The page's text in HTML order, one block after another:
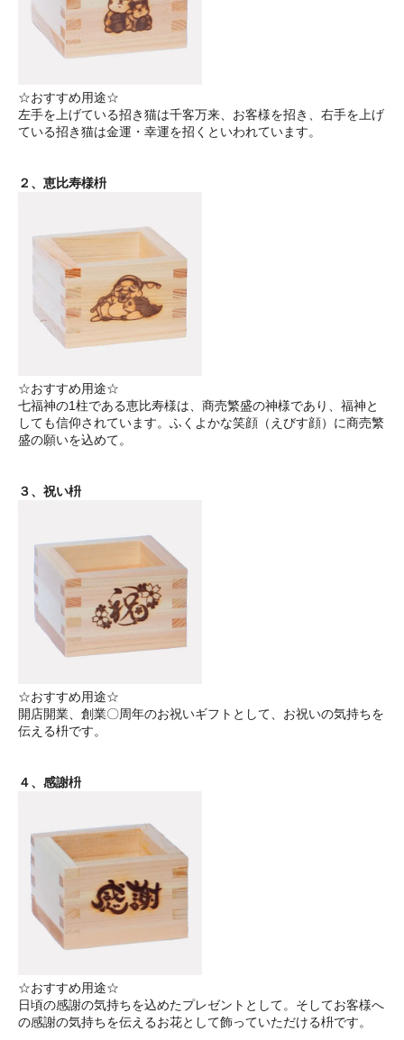
☆おすすめ用途☆
左手を上げている招き猫は千客万来、お客様を招き、右手を上げ
ている招き猫は金運・幸運を招くといわれています。
２、恵比寿様枡
☆おすすめ用途☆
七福神の1柱である恵比寿様は、商売繁盛の神様であり、福神と
しても信仰されています。ふくよかな笑顔（えびす顔）に商売繁
盛の願いを込めて。
３、祝い枡
☆おすすめ用途☆
開店開業、創業〇周年のお祝いギフトとして、お祝いの気持ちを
伝える枡です。
４、感謝枡
☆おすすめ用途☆
日頃の感謝の気持ちを込めたプレゼントとして。そしてお客様へ
の感謝の気持ちを伝えるお花として飾っていただける枡です。